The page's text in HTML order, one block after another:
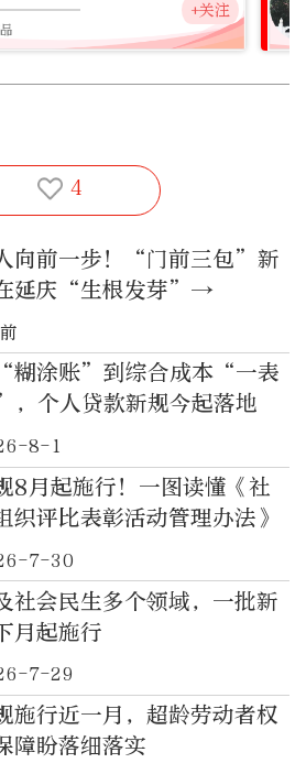
+关注
4
向前一步！“门前三包”新
延庆“生根发芽”→
糊涂账”到综合成本“一表
，个人贷款新规今起落地
8-1
8月起施行！一图读懂《社
织评比表彰活动管理办法》
7-30
社会民生多个领域，一批新
月起施行
7-29
施行近一月，超龄劳动者权
障盼落细落实